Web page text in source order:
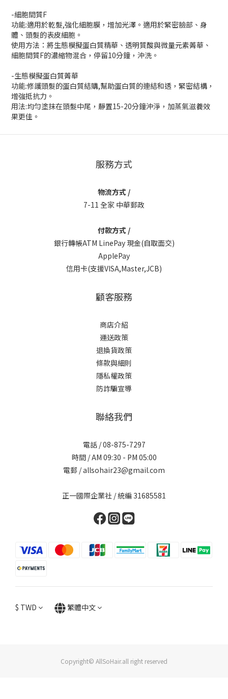
-細胞間質F
功能:適用於乾髮,強化細胞膜，增加光澤。適用於緊密臉部、身
體、頭髮的表皮細胞。
使用方法：將生態模擬蛋白質精華、透明質酸與微量元素菁華、
細胞間質F的濃縮物混合，停留10分鐘，沖洗。
-生態模擬蛋白質菁華
功能:修護頭髮的蛋白質結購,幫助蛋白質的連結和透，緊密結構，
增強抵抗力。
用法:均勻塗抹在頭髮中尾，靜置15-20分鐘沖淨，加蒸氣滋養效
果更佳。
服務方式
物流方式 /
7-11 全家 中華郵政
付款方式 /
銀行轉帳ATM LinePay 現金(自取面交)
ApplePay
信用卡(支援VISA,Master,JCB)
顧客服務
商店介紹
運送政策
退換貨政策
條款與細則
隱私權政策
防詐騙宣導
聯絡我們
電話 / 08-875-7297
時間 / AM 09:30 - PM 05:00
電郵 / allsohair23@gmail.com
正一國際企業社 / 統編 31685581
$ TWD 繁體中文
Copyright© AllSoHair.all right reserved